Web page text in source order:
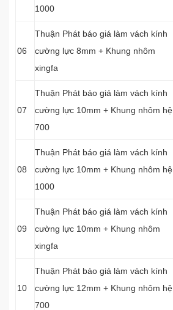
1000
06
Thuận Phát báo giá làm vách kính
cường lực 8mm + Khung nhôm
xingfa
07
Thuận Phát báo giá làm vách kính
cường lực 10mm + Khung nhôm hệ
700
08
Thuận Phát báo giá làm vách kính
cường lực 10mm + Khung nhôm hệ
1000
09
Thuận Phát báo giá làm vách kính
cường lực 10mm + Khung nhôm
xingfa
10
Thuận Phát báo giá làm vách kính
cường lực 12mm + Khung nhôm hệ
700